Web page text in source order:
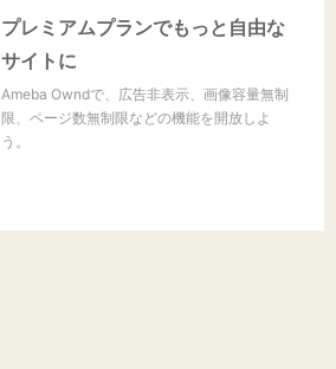
プレミアムプランでもっと自由な
サイトに
Ameba Owndで、広告非表示、画像容量無制
限、ページ数無制限などの機能を開放しよ
う。